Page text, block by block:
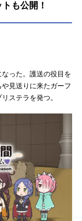
も公開！
った。護送の役目を
見送りに来たガーフ
ステラを発つ。